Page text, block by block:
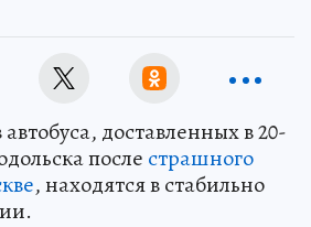
доставленных в 20-
после страшного
, находятся в стабильно